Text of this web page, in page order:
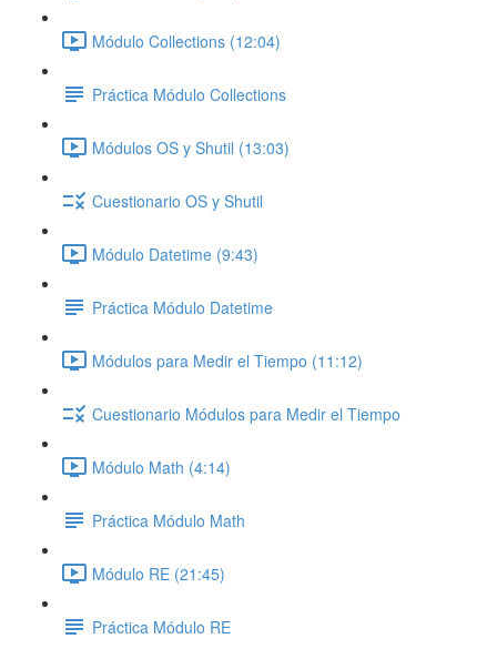
Módulo Collections (12:04)
Práctica Módulo Collections
Módulos OS y Shutil (13:03)
Cuestionario OS y Shutil
Módulo Datetime (9:43)
Práctica Módulo Datetime
Módulos para Medir el Tiempo (11:12)
Cuestionario Módulos para Medir el Tiempo
Módulo Math (4:14)
Práctica Módulo Math
Módulo RE (21:45)
Práctica Módulo RE